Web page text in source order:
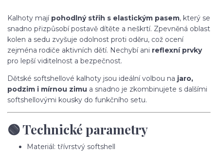
Kalhoty mají pohodlný střih s elastickým pasem, který se
snadno přizpůsobí postavě dítěte a neškrtí. Zpevněná oblast
kolen a sedu zvyšuje odolnost proti oděru, což ocení
zejména rodiče aktivních dětí. Nechybí ani reflexní prvky
pro lepší viditelnost a bezpečnost.
Dětské softshellové kalhoty jsou ideální volbou na jaro,
podzim i mírnou zimu a snadno je zkombinujete s dalšími
softshellovými kousky do funkčního setu.
🟢 Technické parametry
Materiál: třívrstvý softshell